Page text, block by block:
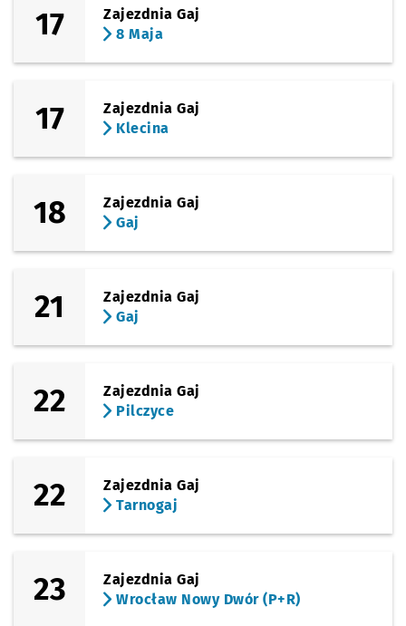
17
Zajezdnia Gaj
8 Maja
17
Zajezdnia Gaj
Klecina
18
Zajezdnia Gaj
Gaj
21
Zajezdnia Gaj
Gaj
22
Zajezdnia Gaj
Pilczyce
22
Zajezdnia Gaj
Tarnogaj
23
Zajezdnia Gaj
Wrocław Nowy Dwór (P+R)